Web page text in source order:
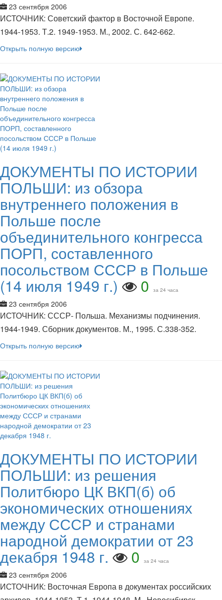
23 сентября 2006
ИСТОЧНИК: Советский фактор в Восточной Европе.
1944-1953. Т.2. 1949-1953. М., 2002. С. 642-662.
Открыть полную версию
ДОКУМЕНТЫ ПО ИСТОРИИ
ПОЛЬШИ: из обзора
внутреннего положения в
Польше после
объединительного конгресса
ПОРП, составленного
посольством СССР в Польше
(14 июля 1949 г.) 0 за 24 часа
23 сентября 2006
ИСТОЧНИК: СССР- Польша. Механизмы подчинения.
1944-1949. Сборник документов. М., 1995. С.338-352.
Открыть полную версию
ДОКУМЕНТЫ ПО ИСТОРИИ
ПОЛЬШИ: из решения
Политбюро ЦК ВКП(б) об
экономических отношениях
между СССР и странами
народной демократии от 23
декабря 1948 г. 0 за 24 часа
23 сентября 2006
ИСТОЧНИК: Восточная Европа в документах российских